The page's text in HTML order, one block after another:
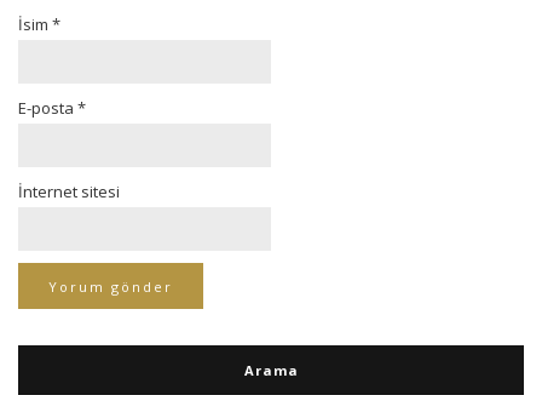
İsim *
E-posta *
İnternet sitesi
Arama